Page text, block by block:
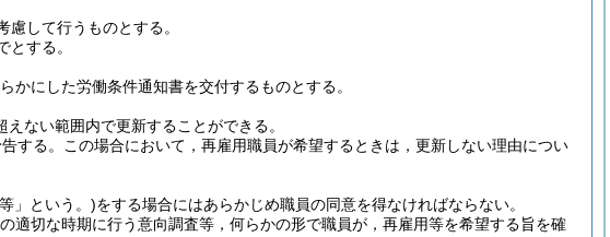
して行うものとする。
する。
にした労働条件通知書を交付するものとする。
ない範囲内で更新することができる。
する。
この場合において，再雇用職員が希望するときは，更新しない理由につい
」という。)をする場合にはあらかじめ職員の同意を得なければならない。
適切な時期に行う意向調査等，何らかの形で職員が，再雇用等を希望する旨を確